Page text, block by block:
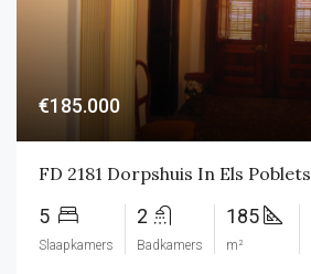
€185.000
FD 2181 Dorpshuis In Els Poblets
5
Slaapkamers
2
Badkamers
185
m²